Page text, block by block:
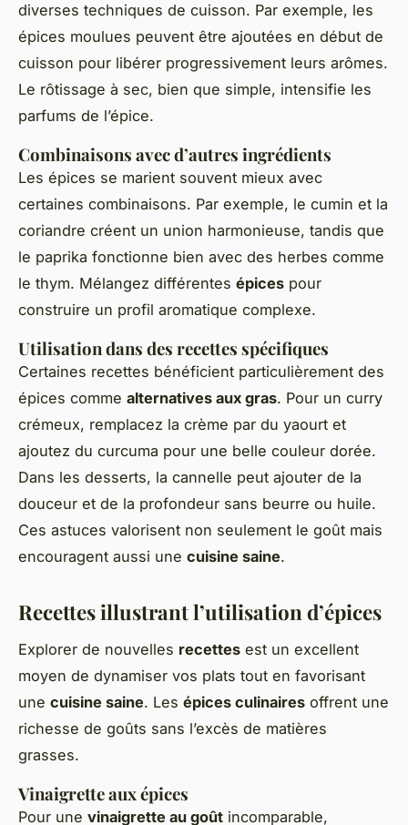
diverses techniques de cuisson. Par exemple, les
épices moulues peuvent être ajoutées en début de
cuisson pour libérer progressivement leurs arômes.
Le rôtissage à sec, bien que simple, intensifie les
parfums de l’épice.
Combinaisons avec d’autres ingrédients
Les épices se marient souvent mieux avec
certaines combinaisons. Par exemple, le cumin et la
coriandre créent un union harmonieuse, tandis que
le paprika fonctionne bien avec des herbes comme
le thym. Mélangez différentes épices pour
construire un profil aromatique complexe.
Utilisation dans des recettes spécifiques
Certaines recettes bénéficient particulièrement des
épices comme alternatives aux gras. Pour un curry
crémeux, remplacez la crème par du yaourt et
ajoutez du curcuma pour une belle couleur dorée.
Dans les desserts, la cannelle peut ajouter de la
douceur et de la profondeur sans beurre ou huile.
Ces astuces valorisent non seulement le goût mais
encouragent aussi une cuisine saine.
Recettes illustrant l’utilisation d’épices
Explorer de nouvelles recettes est un excellent
moyen de dynamiser vos plats tout en favorisant
une cuisine saine. Les épices culinaires offrent une
richesse de goûts sans l’excès de matières
grasses.
Vinaigrette aux épices
Pour une vinaigrette au goût incomparable,